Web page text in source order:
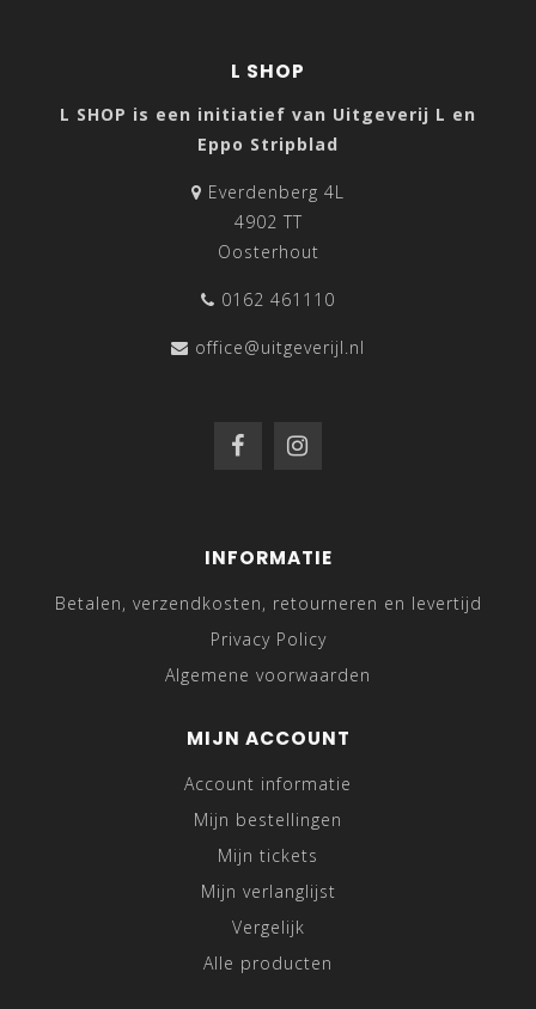
L SHOP
L SHOP is een initiatief van Uitgeverij L en
Eppo Stripblad
Everdenberg 4L
4902 TT
Oosterhout
0162 461110
office@uitgeverijl.nl
INFORMATIE
Betalen, verzendkosten, retourneren en levertijd
Privacy Policy
Algemene voorwaarden
MIJN ACCOUNT
Account informatie
Mijn bestellingen
Mijn tickets
Mijn verlanglijst
Vergelijk
Alle producten